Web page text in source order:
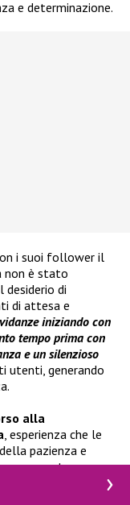
e determinazione.
i suoi follower il
non è stato
desiderio di
di attesa e
iniziando con
tempo prima con
e un silenzioso
utenti, generando
alla
, esperienza che le
pazienza e
questo
superare la
una debolezza,